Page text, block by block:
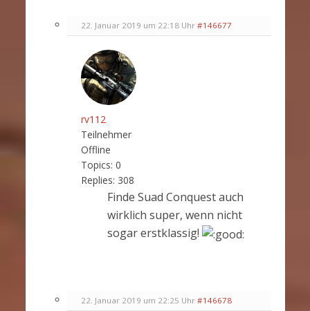
22. Januar 2019 um 22:18 Uhr #146677
rv112
Teilnehmer
Offline
Topics: 0
Replies: 308
Finde Suad Conquest auch
wirklich super, wenn nicht
sogar erstklassig!
22. Januar 2019 um 22:25 Uhr #146678